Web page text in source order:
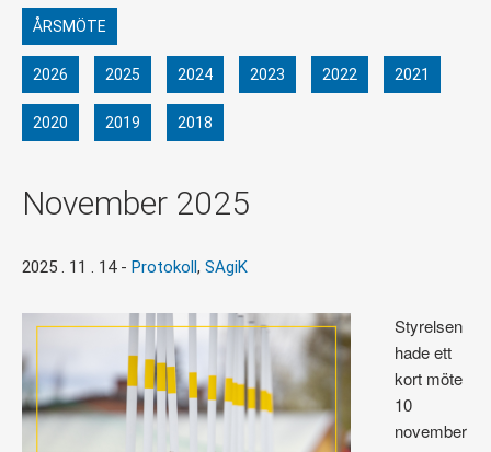
ÅRSMÖTE
2026 2025 2024 2023 2022 2021
2020 2019 2018
November 2025
2025 . 11 . 14 - Protokoll , SAgiK
Styrelsen
hade ett
kort möte
10
november